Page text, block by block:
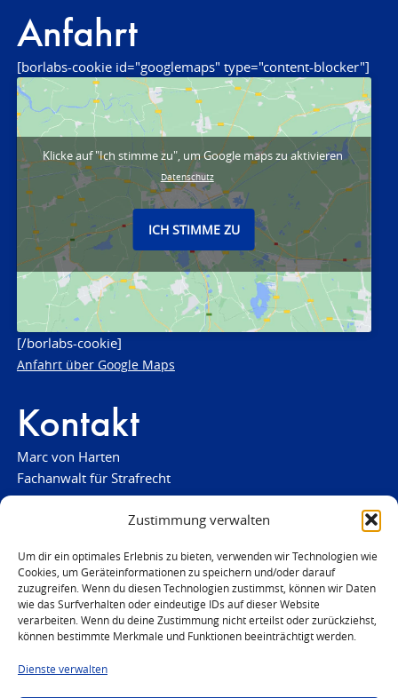
Zustimmung verwalten
Um dir ein optimales Erlebnis zu bieten, verwenden wir Technologien wie
Cookies, um Geräteinformationen zu speichern und/oder darauf
zuzugreifen. Wenn du diesen Technologien zustimmst, können wir Daten
wie das Surfverhalten oder eindeutige IDs auf dieser Website
verarbeiten. Wenn du deine Zustimmung nicht erteilst oder zurückziehst,
können bestimmte Merkmale und Funktionen beeinträchtigt werden.
Dienste verwalten
Anfahrt
[borlabs-cookie id="googlemaps" type="content-blocker"]
Klicke auf "Ich stimme zu", um Google maps zu aktivieren
Datenschutz
ICH STIMME ZU
[/borlabs-cookie]
Anfahrt über Google Maps
Kontakt
Marc von Harten
Fachanwalt für Strafrecht
verteidigung(at)strafrechtsfragen-frankfurt.de
Louisenstraße 84
61348 Bad Homburg
Telefon:06172 - 66 28 00
Telefax: 06172 - 66 28 01
In Notfällen